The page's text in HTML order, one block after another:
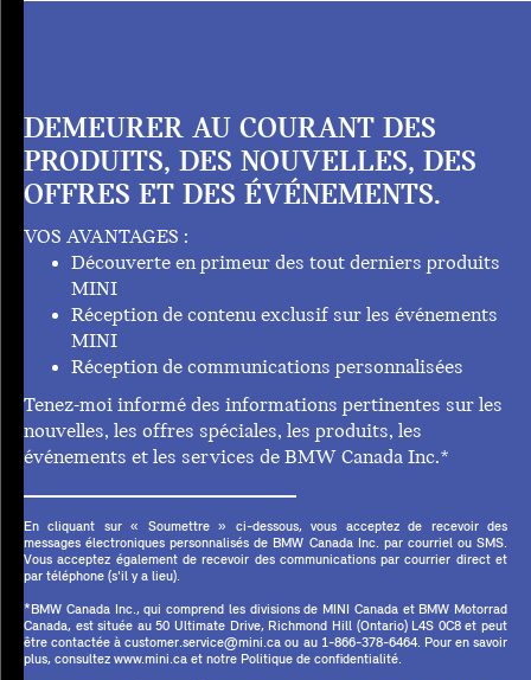
DEMEURER AU COURANT DES
PRODUITS, DES NOUVELLES, DES
OFFRES ET DES ÉVÉNEMENTS.
VOS AVANTAGES :
Découverte en primeur des tout derniers produits
MINI
Réception de contenu exclusif sur les événements
MINI
Réception de communications personnalisées
Tenez-moi informé des informations pertinentes sur les
nouvelles, les offres spéciales, les produits, les
événements et les services de BMW Canada Inc.*
En cliquant sur « Soumettre » ci-dessous, vous acceptez de recevoir des
messages électroniques personnalisés de BMW Canada Inc. par courriel ou SMS.
Vous acceptez également de recevoir des communications par courrier direct et
par téléphone (s'il y a lieu).
*BMW Canada Inc., qui comprend les divisions de MINI Canada et BMW Motorrad
Canada, est située au 50 Ultimate Drive, Richmond Hill (Ontario) L4S 0C8 et peut
être contactée à customer.service@mini.ca ou au 1-866-378-6464. Pour en savoir
plus, consultez www.mini.ca et notre Politique de confidentialité.